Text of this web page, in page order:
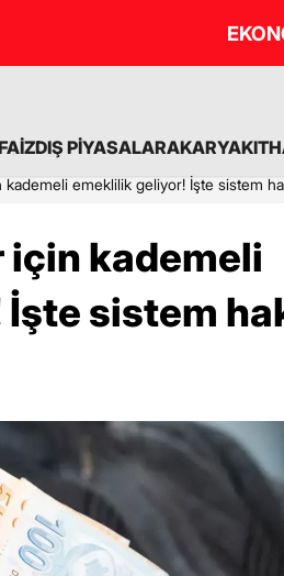
DIŞ PİYASALARAKARYAKIT
kademeli emeklilik geliyor! İşte sistem
için kademeli
sistem